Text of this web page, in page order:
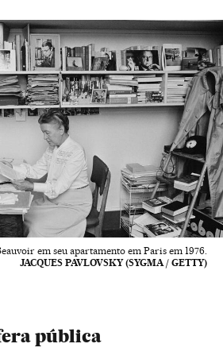
em seu apartamento em Paris em 1976.
JACQUES PAVLOVSKY (SYGMA / GETTY)
pública